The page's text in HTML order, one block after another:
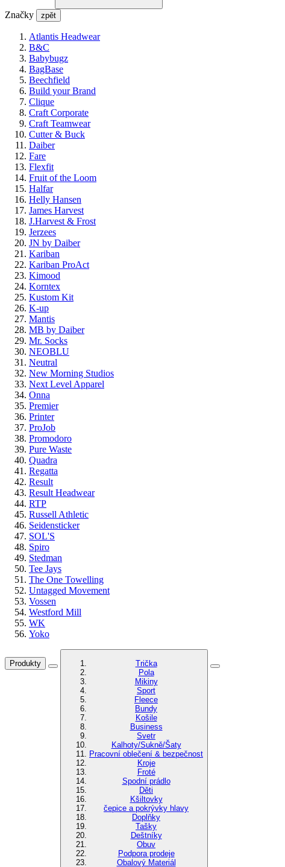
Značky zpět
Atlantis Headwear
B&C
Babybugz
BagBase
Beechfield
Build your Brand
Clique
Craft Corporate
Craft Teamwear
Cutter & Buck
Daiber
Fare
Flexfit
Fruit of the Loom
Halfar
Helly Hansen
James Harvest
J.Harvest & Frost
Jerzees
JN by Daiber
Kariban
Kariban ProAct
Kimood
Korntex
Kustom Kit
K-up
Mantis
MB by Daiber
Mr. Socks
NEOBLU
Neutral
New Morning Studios
Next Level Apparel
Onna
Premier
Printer
ProJob
Promodoro
Pure Waste
Quadra
Regatta
Result
Result Headwear
RTP
Russell Athletic
Seidensticker
SOL'S
Spiro
Stedman
Tee Jays
The One Towelling
Untagged Movement
Vossen
Westford Mill
WK
Yoko
Produkty
Trička
Pola
Mikiny
Sport
Fleece
Bundy
Košile
Business
Svetr
Kalhoty/Sukně/Šaty
Pracovní oblečení & bezpečnost
Kroje
Froté
Spodní prádlo
Děti
Kšiltovky
čepice a pokrývky hlavy
Doplňky
Tašky
Deštníky
Obuv
Podpora prodeje
Obalový Materiál